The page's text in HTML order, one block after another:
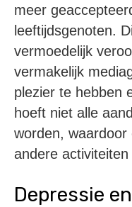
meer
leeftijdsgenoten.
vermoedelijk
vermakelijk
plezier te hebben
hoeft niet alle
worden,
andere
Depressie